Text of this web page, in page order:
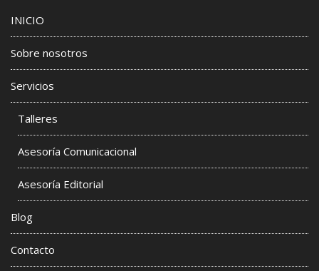
INICIO
Sobre nosotros
Servicios
Talleres
Asesoría Comunicacional
Asesoría Editorial
Blog
Contacto